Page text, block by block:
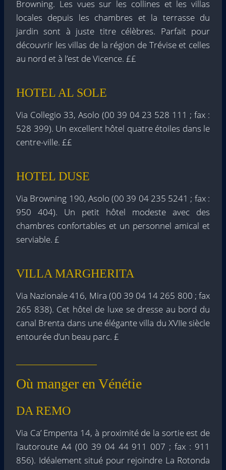
Browning. Les vues sur les collines et les villas
locales depuis les chambres et la terrasse du
jardin sont à juste titre célèbres. Parfait pour
découvrir les villas de la région de Trévise et celles
au nord et à l’est de Vicence. ££
HOTEL AL SOLE
Via Collegio 33, Asolo (00 39 04 23 528 111 ; fax :
528 399). Un excellent hôtel quatre étoiles dans le
centre-ville. ££
HOTEL DUSE
Via Browning 190, Asolo (00 39 04 235 5241 ; fax :
950 404). Un petit hôtel modeste avec des
chambres confortables et un personnel amical et
serviable. £
VILLA MARGHERITA
Via Nazionale 416, Mira (00 39 04 14 265 800 ; fax
265 838). Cet hôtel de luxe se dresse au bord du
canal Brenta dans une élégante villa du XVIIe siècle
entourée d’un beau parc. £
Où manger en Vénétie
DA REMO
Via Ca’ Empenta 14, à proximité de la sortie est de
l’autoroute A4 (00 39 04 44 911 007 ; fax : 911
856). Idéalement situé pour rejoindre La Rotonda